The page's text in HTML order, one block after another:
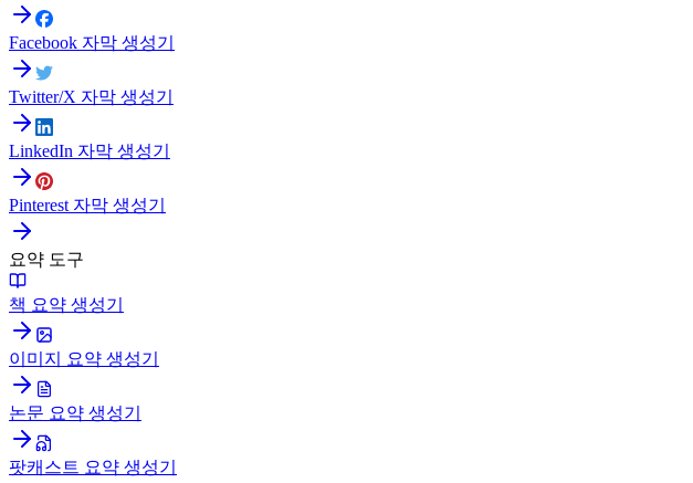
Facebook 자막 생성기
Twitter/X 자막 생성기
LinkedIn 자막 생성기
Pinterest 자막 생성기
요약 도구
책 요약 생성기
이미지 요약 생성기
논문 요약 생성기
팟캐스트 요약 생성기